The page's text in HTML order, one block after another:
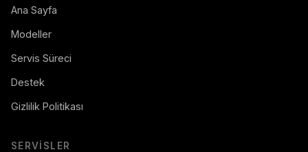
Ana Sayfa
Modeller
Servis Süreci
Destek
Gizlilik Politikası
SERVISLER